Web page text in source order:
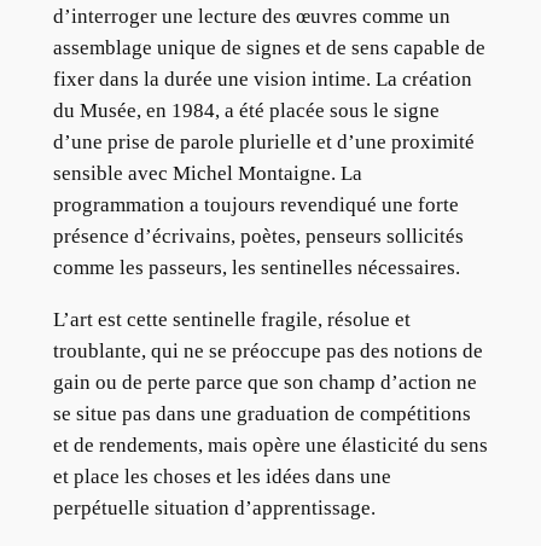
d’interroger une lecture des œuvres comme un
assemblage unique de signes et de sens capable de
fixer dans la durée une vision intime. La création
du Musée, en 1984, a été placée sous le signe
d’une prise de parole plurielle et d’une proximité
sensible avec Michel Montaigne. La
programmation a toujours revendiqué une forte
présence d’écrivains, poètes, penseurs sollicités
comme les passeurs, les sentinelles nécessaires.
L’art est cette sentinelle fragile, résolue et
troublante, qui ne se préoccupe pas des notions de
gain ou de perte parce que son champ d’action ne
se situe pas dans une graduation de compétitions
et de rendements, mais opère une élasticité du sens
et place les choses et les idées dans une
perpétuelle situation d’apprentissage.